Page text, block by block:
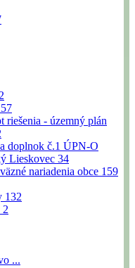
2
57
riešenia - územný plán
doplnok č.1 ÚPN-O
Lieskovec 34
nariadenia obce 159
132
2
...